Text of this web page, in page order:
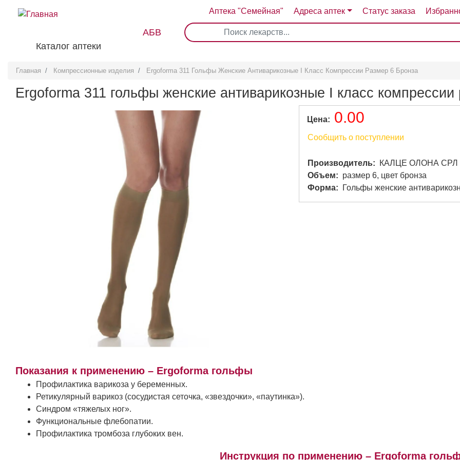
содержанию
Аптека "Семейная" Адреса аптек Статус заказа
Каталог аптеки
АБВ
2 4
Главная Компрессионные изделия Ergoforma 311 Гольфы Женские Антиварикозные I Класс Компрессии Размер 6 Бронза
Ergoforma 311 гольфы женские антиварикозные I класс
Цена 0.00
Сообщить о поступлении
Производитель
КАЛЦЕ ОЛОНА СРЛ
Объем
размер 6, цвет бронза
Форма
Гольфы женские
Показания к применению – Ergoforma гольфы
Профилактика варикоза у беременных.
Ретикулярный варикоз (сосудистая сеточка, «звездочки», «паутинка»).
Синдром «тяжелых ног».
Функциональные флебопатии.
Профилактика тромбоза глубоких вен.
Инструкция по применению – Ergoforma